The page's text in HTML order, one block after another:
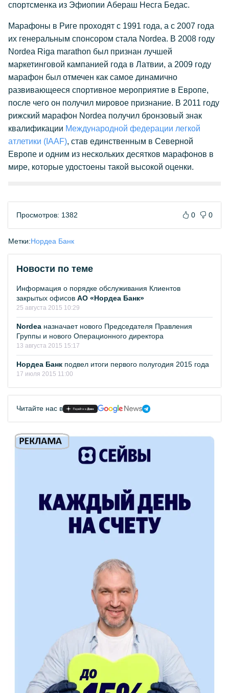
спортсменка из Эфиопии Абераш Несга Бедас.
Марафоны в Риге проходят с 1991 года, а с 2007 года
их генеральным спонсором стала Nordea. В 2008 году
Nordea Riga marathon был признан лучшей
маркетинговой кампанией года в Латвии, а 2009 году
марафон был отмечен как самое динамично
развивающееся спортивное мероприятие в Европе,
после чего он получил мировое признание. В 2011 году
рижский марафон Nordea получил бронзовый знак
квалификации Международной федерации легкой
атлетики (IAAF), став единственным в Северной
Европе и одним из нескольких десятков марафонов в
мире, которые удостоены такой высокой оценки.
Просмотров: 1382 0 0
Метки:Нордеа Банк
Новости по теме
Информация о порядке обслуживания Клиентов
закрытых офисов АО «Нордеа Банк»
25 августа 2015 10:29
Nordea назначает нового Председателя Правления
Группы и нового Операционного директора
13 августа 2015 15:17
Нордеа Банк подвел итоги первого полугодия 2015 года
17 июля 2015 11:00
Читайте нас в